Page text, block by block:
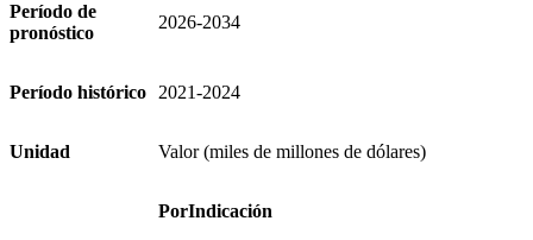
Período de
pronóstico
2026-2034
Período histórico 2021-2024
Unidad Valor (miles de millones de dólares)
PorIndicación